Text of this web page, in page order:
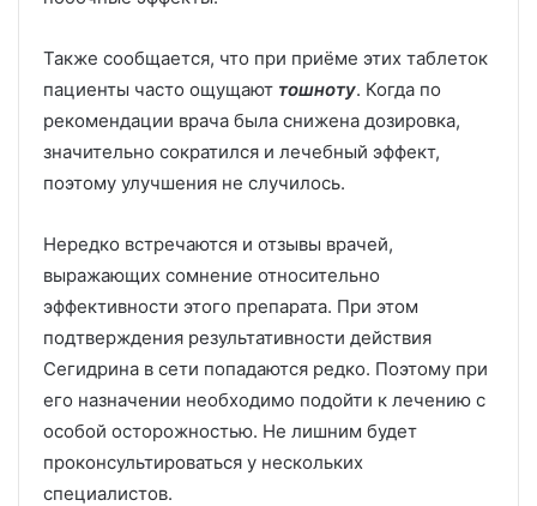
Также сообщается, что при приёме этих таблеток
пациенты часто ощущают тошноту. Когда по
рекомендации врача была снижена дозировка,
значительно сократился и лечебный эффект,
поэтому улучшения не случилось.
Нередко встречаются и отзывы врачей,
выражающих сомнение относительно
эффективности этого препарата. При этом
подтверждения результативности действия
Сегидрина в сети попадаются редко. Поэтому при
его назначении необходимо подойти к лечению с
особой осторожностью. Не лишним будет
проконсультироваться у нескольких
специалистов.